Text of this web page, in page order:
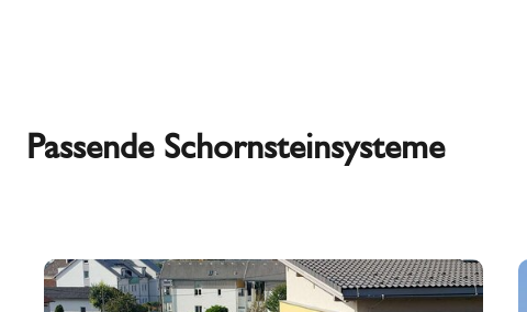
Passende Schornsteinsysteme